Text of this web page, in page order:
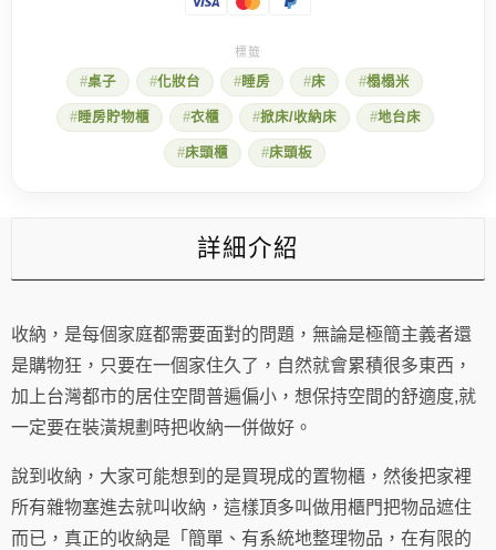
不
在
量
桌子 化妝台 睡房 床 榻榻米
睡房貯物櫃 衣櫃 掀床/收納床 地台床
床頭櫃 床頭板
詳細介紹
收納，是每個家庭都需要面對的問題，無論是極簡主義者還
是購物狂，只要在一個家住久了，自然就會累積很多東西，
加上台灣都市的居住空間普遍偏小，想保持空間的舒適度,就
一定要在裝潢規劃時把收納一併做好。
說到收納，大家可能想到的是買現成的置物櫃，然後把家裡
所有雜物塞進去就叫收納，這樣頂多叫做用櫃門把物品遮住
而已，真正的收納是「簡單、有系統地整理物品，在有限的